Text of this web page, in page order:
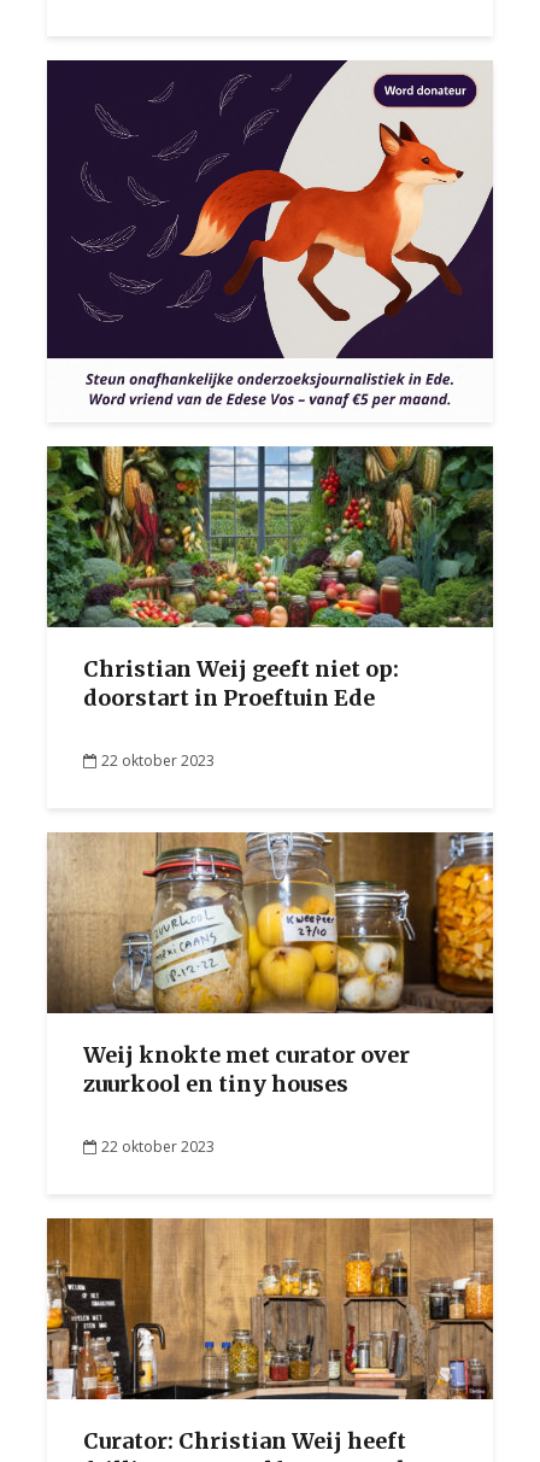
Christian Weij geeft niet op:
doorstart in Proeftuin Ede
22 oktober 2023
Weij knokte met curator over
zuurkool en tiny houses
22 oktober 2023
Curator: Christian Weij heeft